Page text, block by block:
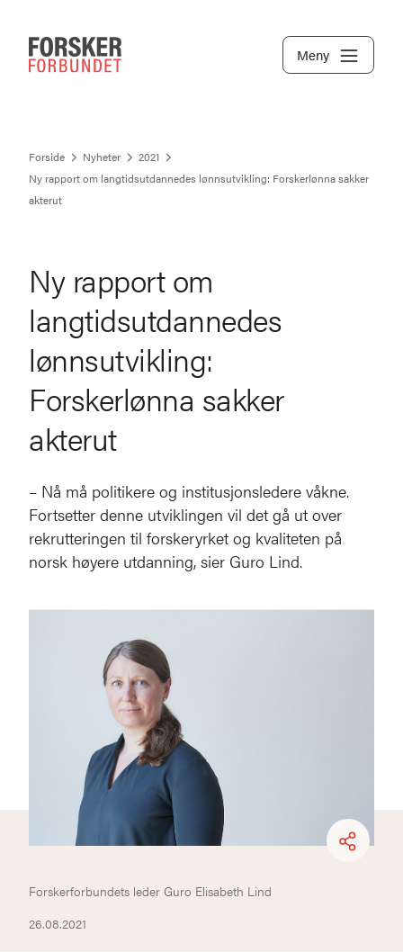
Meny
Forside Nyheter
2021
Ny rapport om langtidsutdannedes lønnsutvikling: Forskerlønna sakker
akterut
Ny rapport om
langtidsutdannedes
lønnsutvikling:
Forskerlønna sakker
akterut
– Nå må politikere og institusjonsledere våkne.
Fortsetter denne utviklingen vil det gå ut over
rekrutteringen til forskeryrket og kvaliteten på
norsk høyere utdanning, sier Guro Lind.
26.08.2021
Forskerforbundets leder Guro Elisabeth Lind